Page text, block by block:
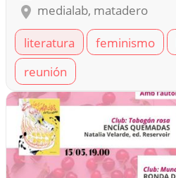
medialab, matadero
literatura
feminismo
reunión